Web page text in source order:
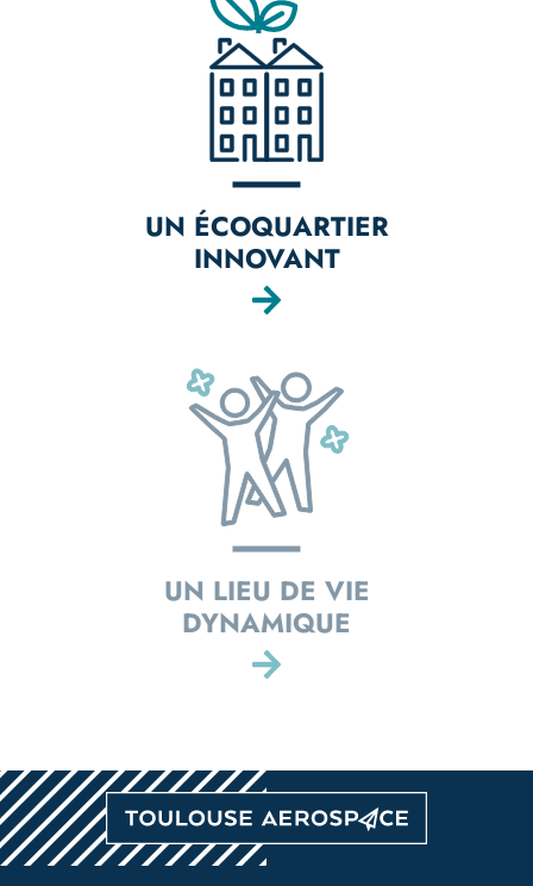
UN ÉCOQUARTIER
INNOVANT
UN LIEU DE VIE
DYNAMIQUE